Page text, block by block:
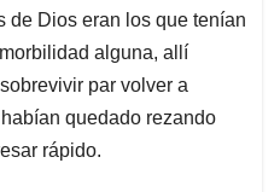
de Dios eran los que tenían
alguna, allí
par volver a
quedado rezando
rápido.